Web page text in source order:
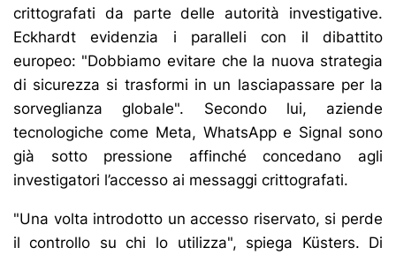
crittografati da parte delle autorità investigative.
Eckhardt evidenzia i paralleli con il dibattito
europeo: "Dobbiamo evitare che la nuova strategia
di sicurezza si trasformi in un lasciapassare per la
sorveglianza globale". Secondo lui, aziende
tecnologiche come Meta, WhatsApp e Signal sono
già sotto pressione affinché concedano agli
investigatori l’accesso ai messaggi crittografati.
"Una volta introdotto un accesso riservato, si perde
il controllo su chi lo utilizza", spiega Küsters. Di